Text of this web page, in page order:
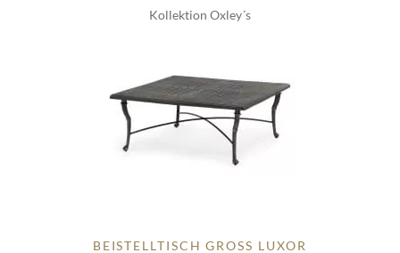
Kollektion Oxley´s
BEISTELLTISCH GROSS LUXOR